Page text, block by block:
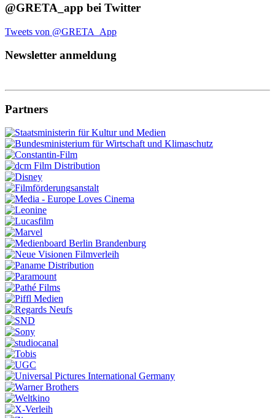
@GRETA_app bei Twitter
Tweets von @GRETA_App
Newsletter anmeldung
Partners